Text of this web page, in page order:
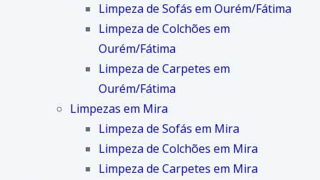
Limpeza de Sofás em Ourém/Fátima
Limpeza de Colchões em
Ourém/Fátima
Limpeza de Carpetes em
Ourém/Fátima
Limpezas em Mira
Limpeza de Sofás em Mira
Limpeza de Colchões em Mira
Limpeza de Carpetes em Mira